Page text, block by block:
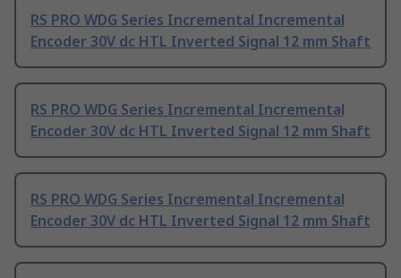
RS PRO WDG Series Incremental Incremental
Encoder 30V dc HTL Inverted Signal 12 mm Shaft
RS PRO WDG Series Incremental Incremental
Encoder 30V dc HTL Inverted Signal 12 mm Shaft
RS PRO WDG Series Incremental Incremental
Encoder 30V dc HTL Inverted Signal 12 mm Shaft